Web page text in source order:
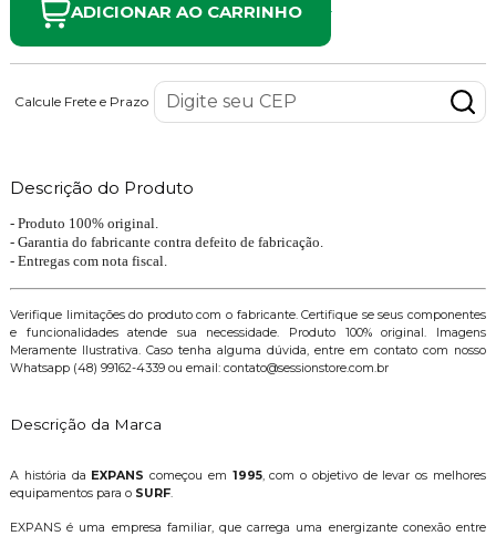
ADICIONAR AO CARRINHO
Calcule Frete e Prazo
Descrição do Produto
- Produto 100% original.
- Garantia do fabricante contra defeito de fabricação.
- Entregas com nota fiscal.
Verifique limitações do produto com o fabricante. Certifique se seus componentes
e funcionalidades atende sua necessidade. Produto 100% original. Imagens
Meramente Ilustrativa. Caso tenha alguma dúvida, entre em contato com nosso
Whatsapp (48) 99162-4339 ou email: contato@sessionstore.com.br
Descrição da Marca
A história da EXPANS começou em 1995, com o objetivo de levar os melhores
equipamentos para o SURF.
EXPANS é uma empresa familiar, que carrega uma energizante conexão entre